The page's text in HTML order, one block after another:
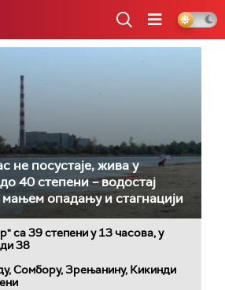
не посустаје, жива у
40 степени – водостај
опадању и стагнацији
са 39 степени у 13 часова, у
38
Сомбору, Зрењанину, Кикинди